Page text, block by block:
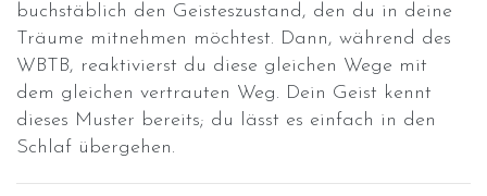
buchstäblich den Geisteszustand, den du in deine
Träume mitnehmen möchtest. Dann, während des
WBTB, reaktivierst du diese gleichen Wege mit
dem gleichen vertrauten Weg. Dein Geist kennt
dieses Muster bereits; du lässt es einfach in den
Schlaf übergehen.